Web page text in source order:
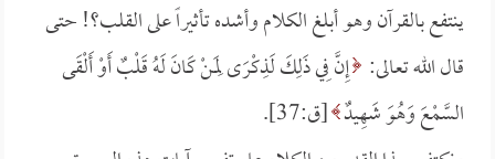
ينتفع بالقرآن وهو أبلغ الكلام وأشده تأثيراً على القلب؟! حتى
قال الله تعالى: إِنَّ فِي ذَلِكَ لَذِكْرَى لِمَنْ كَانَ لَهُ قَلْبٌ أَوْ أَلْقَى
السَّمْعَ وَهُوَ شَهِيدٌ [ق:37].